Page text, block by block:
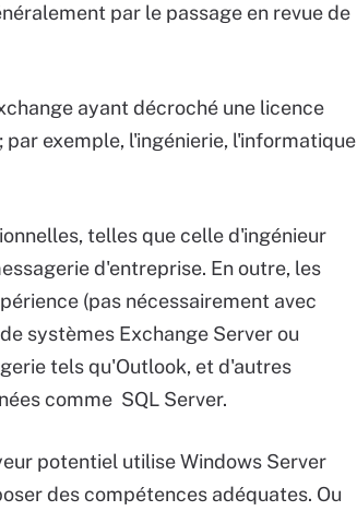
par le passage en revue de
ayant décroché une licence
exemple, l'ingénierie, l'informatique
telles que celle d'ingénieur
d'entreprise. En outre, les
(pas nécessairement avec
systèmes Exchange Server ou
tels qu'Outlook, et d'autres
comme SQL Server.
potentiel utilise Windows Server
des compétences adéquates. Ou